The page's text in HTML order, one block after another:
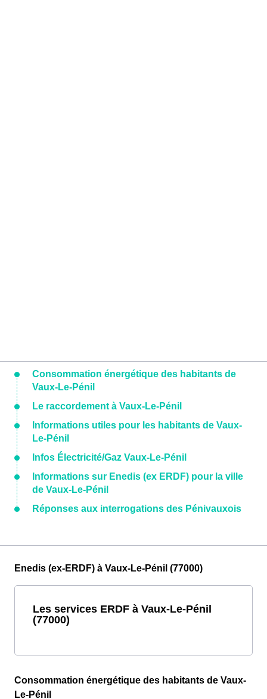
Consommation énergétique des habitants de
Vaux-Le-Pénil
Le raccordement à Vaux-Le-Pénil
Informations utiles pour les habitants de Vaux-
Le-Pénil
Infos Électricité/Gaz Vaux-Le-Pénil
Informations sur Enedis (ex ERDF) pour la ville
de Vaux-Le-Pénil
Réponses aux interrogations des Pénivauxois
Enedis (ex-ERDF) à Vaux-Le-Pénil (77000)
Les services ERDF à Vaux-Le-Pénil
(77000)
Consommation énergétique des habitants de Vaux-
Le-Pénil